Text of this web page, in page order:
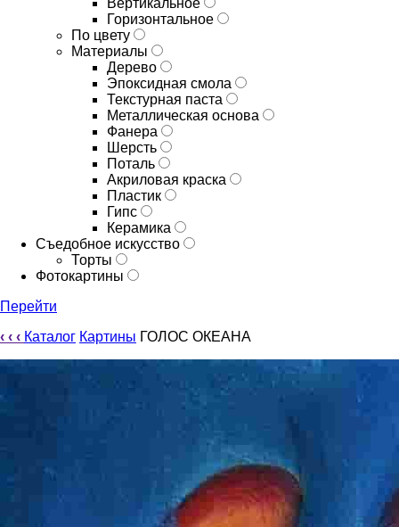
Вертикальное
Горизонтальное
По цвету
Материалы
Дерево
Эпоксидная смола
Текстурная паста
Металлическая основа
Фанера
Шерсть
Поталь
Акриловая краска
Пластик
Гипс
Керамика
Съедобное искусство
Торты
Фотокартины
Перейти
‹ ‹ ‹ Каталог Картины ГОЛОС ОКЕАНА